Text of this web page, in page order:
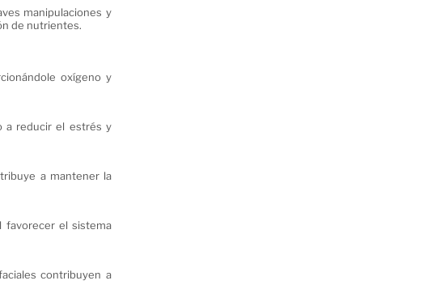
manipulaciones y
de nutrientes.
oxígeno y
a reducir el estrés y
a mantener la
favorecer el sistema
contribuyen a